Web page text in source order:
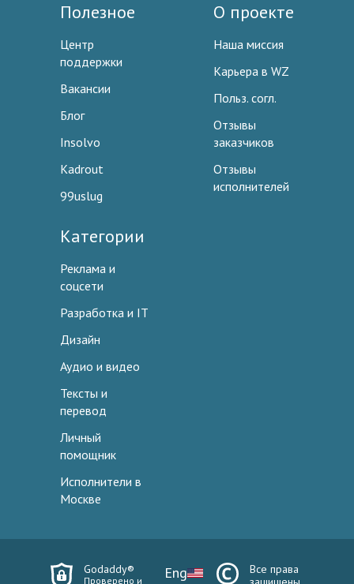
Полезное
Центр
поддержки
Вакансии
Блог
Insolvo
Kadrout
99uslug
О проекте
Наша миссия
Карьера в WZ
Польз. согл.
Отзывы
заказчиков
Отзывы
исполнителей
Категории
Реклама и
соцсети
Разработка и IT
Дизайн
Аудио и видео
Тексты и
перевод
Личный
помощник
Исполнители в
Москве
Godaddy®
Проверено и Eng
Все права